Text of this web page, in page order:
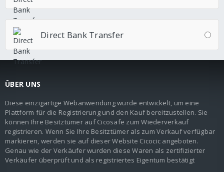
Direct Bank Transfer
ÜBER UNS
Diese einzigartige Webanwendung wurde entwickelt, um eine
Plattform für die Registrierung und den Kauf bereitzustellen. Sie
können Ihre Besitztümer auf Cicosafe zum Wiederverkauf
registrieren. Wenn Sie Ihre Besitztümer als zum Verkauf verfügbar
markieren, werden sie auf dieser Website Cicocic angeboten.
Genau wie der Verkäufer wurden diese Waren als zertifizierter
Verkäufer überprüft und als registriertes Eigentum bestätigt